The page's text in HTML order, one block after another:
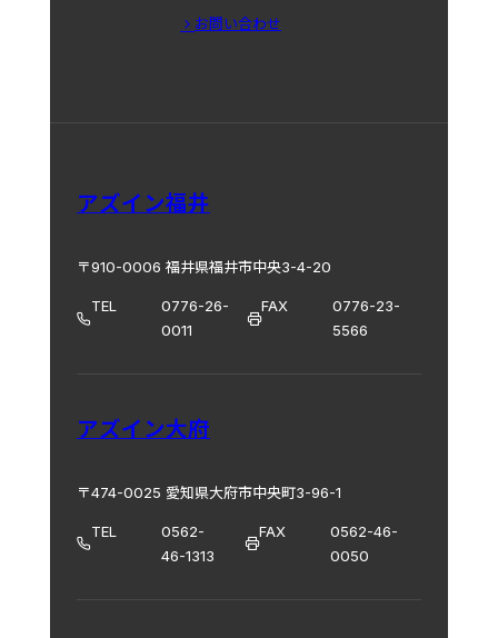
お問い合わせ
アズイン福井
〒910-0006 福井県福井市中央3-4-20
TEL
0776-26-
0011
FAX
0776-23-
5566
アズイン大府
〒474-0025 愛知県大府市中央町3-96-1
TEL
0562-
46-1313
FAX
0562-46-
0050